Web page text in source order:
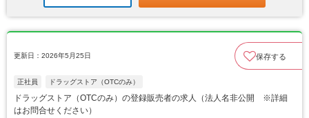
更新日：2026年5月25日 保存する
正社員 ドラッグストア（OTCのみ）
ドラッグストア（OTCのみ）の登録販売者の求人（法人名非公開 ※詳細
はお問合せください）